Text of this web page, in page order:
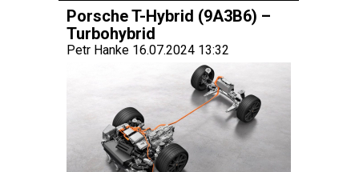
Porsche T-Hybrid (9A3B6) –
Turbohybrid
Petr Hanke 16.07.2024 13:32